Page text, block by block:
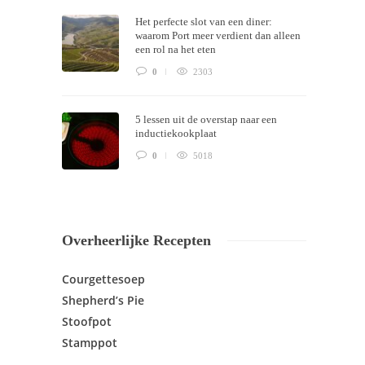
Het perfecte slot van een diner:
waarom Port meer verdient dan alleen
een rol na het eten
0 2303
5 lessen uit de overstap naar een
inductiekookplaat
0 5018
Overheerlijke Recepten
Courgettesoep
Shepherd’s Pie
Stoofpot
Stamppot